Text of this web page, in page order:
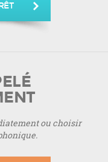
ou choisir